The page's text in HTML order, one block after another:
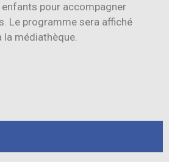
pour accompagner
Le programme sera affiché
la médiathèque.